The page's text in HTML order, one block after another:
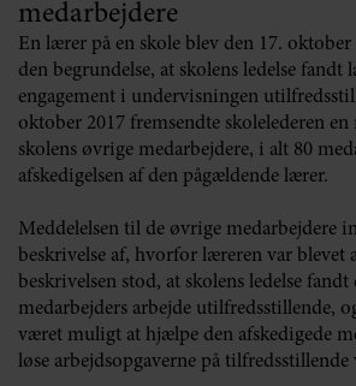
medarbejdere
En lærer på en skole blev den 17. oktober
den begrundelse, at skolens ledelse fandt
engagement i undervisningen
oktober 2017 fremsendte skolelederen en
skolens øvrige medarbejdere, i alt 80
afskedigelsen af den pågældende lærer.
Meddelelsen til de øvrige medarbejdere
beskrivelse af, hvorfor læreren var blevet
beskrivelsen stod, at skolens ledelse fandt
medarbejders arbejde utilfredsstillende,
været muligt at hjælpe den afskedigede
løse arbejdsopgaverne på tilfredsstillende